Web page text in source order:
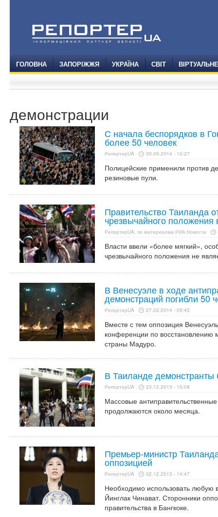
ГОЛОВНА ЗАПОРІЖЖЯ УКРАЇНА СВІТ
демонстрации
С начала беспорядков в
более 50 человек
РепортерUA 30.09.2014 - 10:27
Полицейские применили против
резиновые пули.
Правительство Таиланда
чрезвычайного положения
РепортерUA, по материалам РИА.Новости
Власти ввели «более мягкий»,
чрезвычайного положения не
В Венесуэле в ходе
демонстраций погибли 50
РепортерUA 27.02.2014 - 09:45
Вместе с тем оппозиция
конференции по восстановлению
страны Мадуро.
В Таиланде
РепортерUA 23.12.2013 - 15:08
Массовые
продолжаются около месяца.
Премьер-министр
оппозицией
РепортерUA 02.12.2013 - 14:47
Необходимо использовать любую
Йинглак Чинават. Сторонники
правительства в Бангкоке.